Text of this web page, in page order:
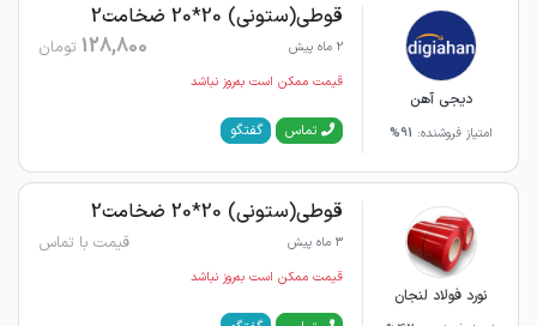
دیجی آهن
امتیاز فروشنده: 91%
قوطی(ستونی) 20*20 ضخامت2
2 ماه پیش 128,800 تومان
قیمت ممکن است به‌روز نباشد
تماس گفتگو
نورد فولاد لنجان
قوطی(ستونی) 20*20 ضخامت2
3 ماه پیش قیمت با تماس
قیمت ممکن است به‌روز نباشد